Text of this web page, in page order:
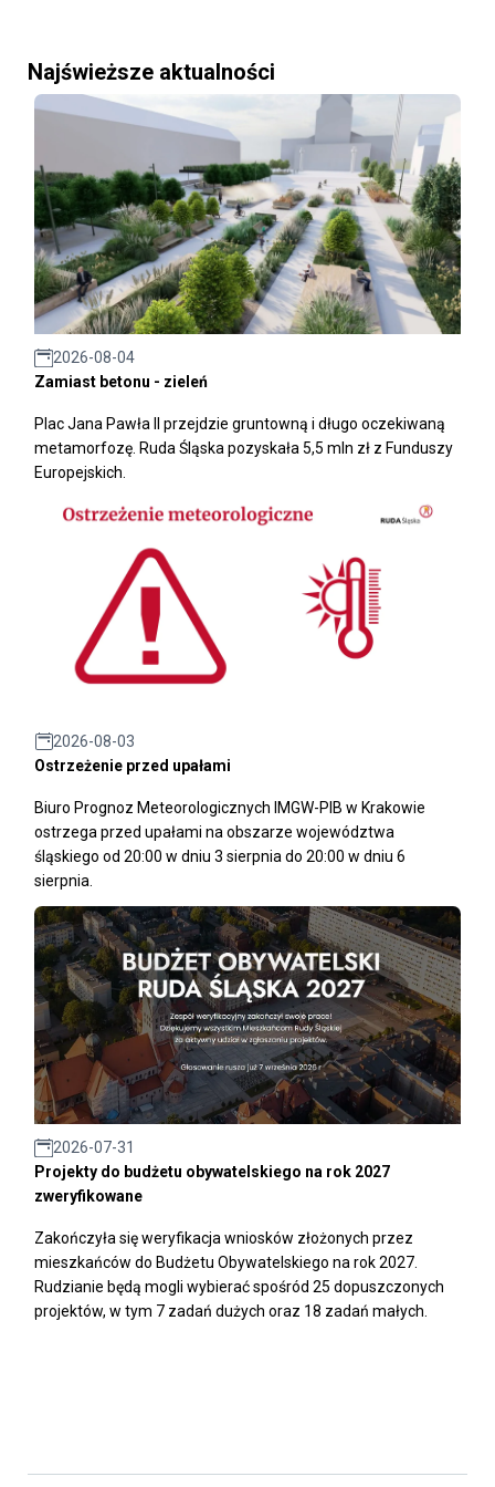
Najświeższe aktualności
2026-08-04
Zamiast betonu - zieleń
Plac Jana Pawła II przejdzie gruntowną i długo oczekiwaną
metamorfozę. Ruda Śląska pozyskała 5,5 mln zł z Funduszy
Europejskich.
2026-08-03
Ostrzeżenie przed upałami
Biuro Prognoz Meteorologicznych IMGW-PIB w Krakowie
ostrzega przed upałami na obszarze województwa
śląskiego od 20:00 w dniu 3 sierpnia do 20:00 w dniu 6
sierpnia.
2026-07-31
Projekty do budżetu obywatelskiego na rok 2027
zweryfikowane
Zakończyła się weryfikacja wniosków złożonych przez
mieszkańców do Budżetu Obywatelskiego na rok 2027.
Rudzianie będą mogli wybierać spośród 25 dopuszczonych
projektów, w tym 7 zadań dużych oraz 18 zadań małych.